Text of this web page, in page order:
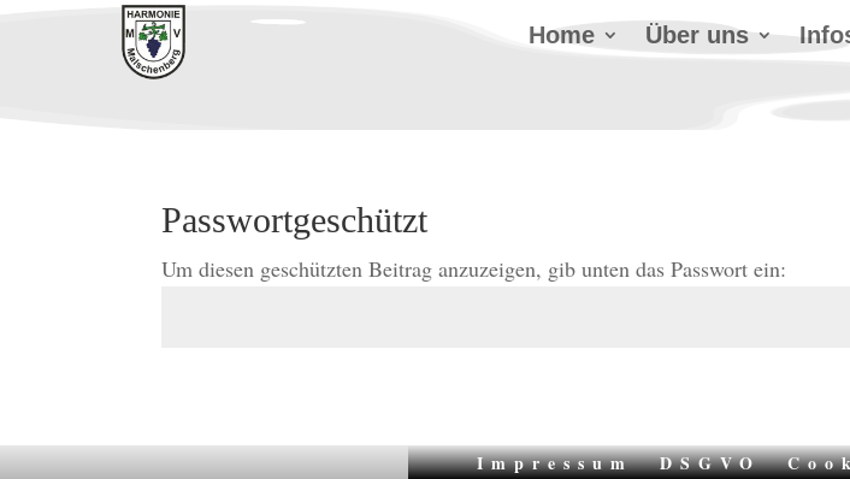
Home Über uns
Passwortgeschützt
Um diesen geschützten Beitrag anzuzeigen, gib unten das Passwort ein:
Impressum DSGVO